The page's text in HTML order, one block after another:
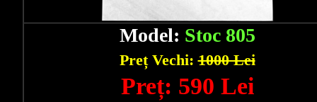
Model: Stoc 805
Preț Vechi:1000 Lei
Preț: 590 Lei